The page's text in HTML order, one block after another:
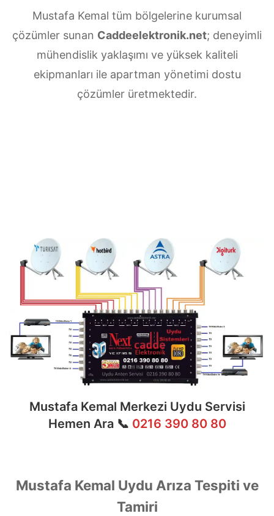
Mustafa Kemal tüm bölgelerine kurumsal
çözümler sunan Caddeelektronik.net; deneyimli
mühendislik yaklaşımı ve yüksek kaliteli
ekipmanları ile apartman yönetimi dostu
çözümler üretmektedir.
Mustafa Kemal Merkezi Uydu Servisi
Hemen Ara 📞 0216 390 80 80
Mustafa Kemal Uydu Arıza Tespiti ve
Tamiri